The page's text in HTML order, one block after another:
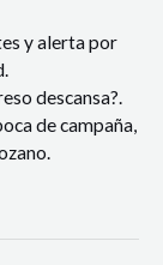
y alerta por
descansa?.
de campaña,